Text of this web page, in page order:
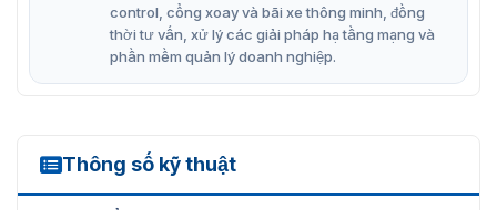
Hình ảnh thực của máy chấm công
bằng vân tay U160-C
dõi.
control, cổng xoay và bãi xe thông minh, đồng
thời tư vấn, xử lý các giải pháp hạ tầng mạng và
phần mềm quản lý doanh nghiệp.
Thông số kỹ thuật
U160-C